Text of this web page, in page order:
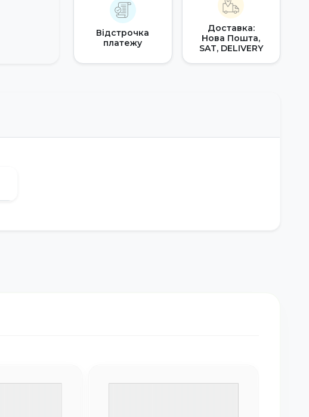
Відстрочка
платежу
Доставка:
Нова Пошта,
SAT, DELIVERY